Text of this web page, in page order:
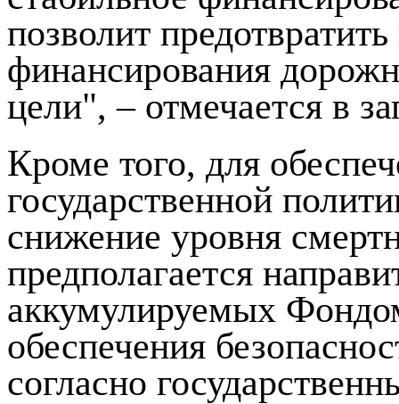
позволит
финансирования
цели", – отмечается в
Кроме того, для
государственной
снижение уровня
предполагается
аккумулируемых
обеспечения
согласно